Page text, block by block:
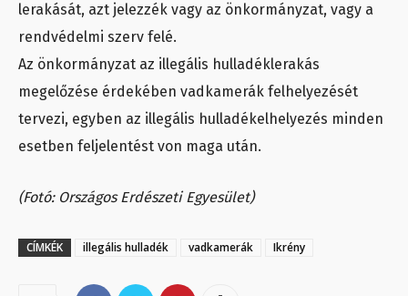
lerakását, azt jelezzék vagy az önkormányzat, vagy a
rendvédelmi szerv felé.
Az önkormányzat az illegális hulladéklerakás
megelőzése érdekében vadkamerák felhelyezését
tervezi, egyben az illegális hulladékelhelyezés minden
esetben feljelentést von maga után.
(Fotó: Országos Erdészeti Egyesület)
CÍMKÉK illegális hulladék vadkamerák Ikrény